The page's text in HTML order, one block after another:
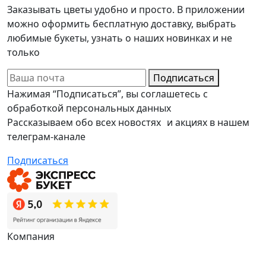
Заказывать цветы удобно и просто. В приложении
можно оформить бесплатную доставку, выбрать
любимые букеты, узнать о наших новинках и не
только
Подписаться
Нажимая “Подписаться”, вы соглашетесь с
обработкой персональных данных
Рассказываем обо всех новостях и акциях в нашем
телеграм-канале
Подписаться
Компания